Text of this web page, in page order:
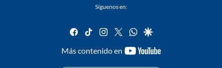
Síguenos en:
facebook
tiktok instagram
twitterwhatsapp
google
Más contenido en
youtube-